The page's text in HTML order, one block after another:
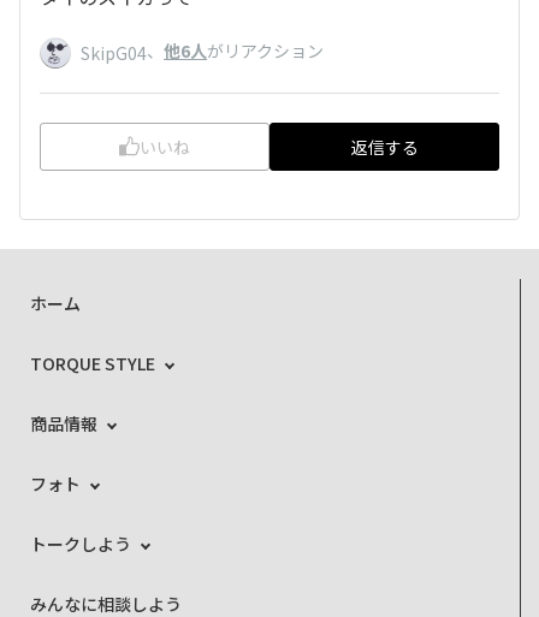
SkipG04、 他6人がリアクション
いいね 返信する
ホーム
TORQUE STYLE
商品情報
フォト
トークしよう
みんなに相談しよう